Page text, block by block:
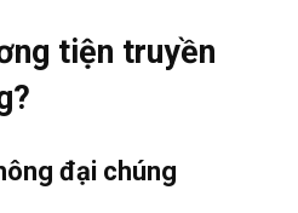
tiện truyền
đại chúng